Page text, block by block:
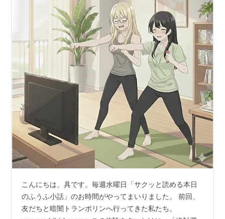
こんにちは、具です。毎週水曜日「サクッと読める本日
のふうふ小話」のお時間がやってまいりました。 前回、
友だちと暗闇トランポリンへ行ってきた私たち。